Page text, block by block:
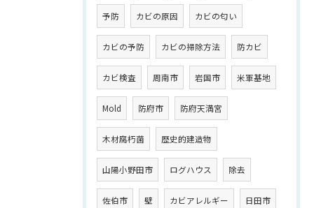
予防 カビの原因 カビの匂い
カビの予防 カビの掃除方法 防カビ
カビ検査 周南市 岩国市 米軍基地
Mold 防府市 防府天満宮
木材腐朽菌 歴史的建造物
山陽小野田市 ログハウス 除去
佐伯市 壁 カビアレルギー 日田市